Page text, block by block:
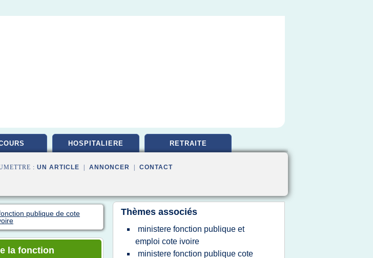
HOSPITALIERE RETRAITE
: UN ARTICLE ANNONCER CONTACT
publique de cote
la fonction
Thèmes associés
ministere fonction publique et
emploi cote ivoire
ministere fonction publique cote